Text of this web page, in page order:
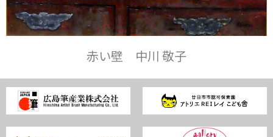
赤い壁 中川 敬子